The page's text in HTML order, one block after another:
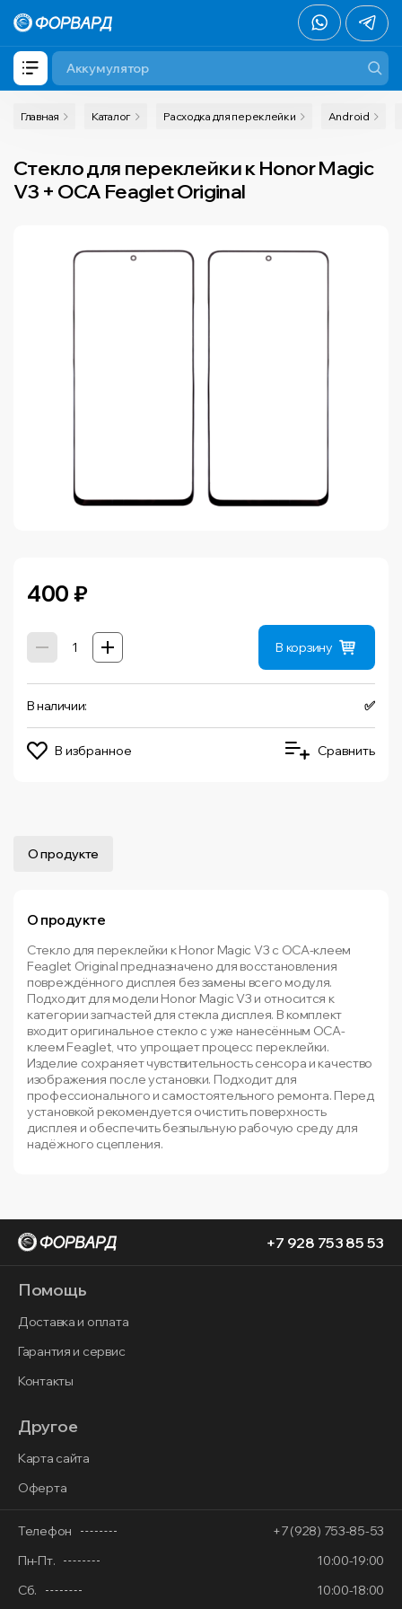
Главная Каталог Расходка для переклейки Android
Стекло для переклейки к Honor Magic
V3 + OCA Feaglet Original
400 ₽
В корзину
В наличии: ✅
В избранное Сравнить
О продукте
О продукте
Стекло для переклейки к Honor Magic V3 с OCA-клеем
Feaglet Original предназначено для восстановления
повреждённого дисплея без замены всего модуля.
Подходит для модели Honor Magic V3 и относится к
категории запчастей для стекла дисплея. В комплект
входит оригинальное стекло с уже нанесённым OCA-
клеем Feaglet, что упрощает процесс переклейки.
Изделие сохраняет чувствительность сенсора и качество
изображения после установки. Подходит для
профессионального и самостоятельного ремонта. Перед
установкой рекомендуется очистить поверхность
дисплея и обеспечить безпыльную рабочую среду для
надёжного сцепления.
+7 928 753 85 53
Помощь
Доставка и оплата
Гарантия и сервис
Контакты
Другое
Карта сайта
Оферта
Телефон
+7 (928) 753-85-53
Пн-Пт.
10:00-19:00
Сб.
10:00-18:00